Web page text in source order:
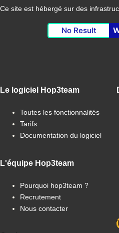
Ce site est hébergé sur des
No Result
Le logiciel Hop3team
Toutes les fonctionnalités
Tarifs
Documentation du logiciel
L'équipe Hop3team
Pourquoi hop3team ?
Recrutement
Nous contacter